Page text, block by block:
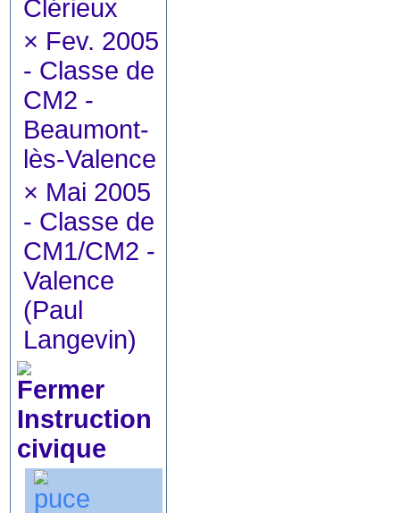
Clérieux
× Fev. 2005
- Classe de
CM2 -
Beaumont-
lès-Valence
× Mai 2005
- Classe de
CM1/CM2 -
Valence
(Paul
Langevin)
Instruction
civique